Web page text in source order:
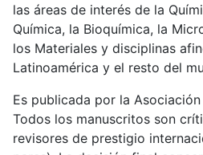
las áreas de interés de la
Química, la Bioquímica, la
los Materiales y disciplinas
Latinoamérica y el resto del
Es publicada por la
Todos los manuscritos son
revisores de prestigio